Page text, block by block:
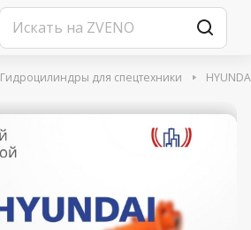
Гидроцилиндры для спецтехники